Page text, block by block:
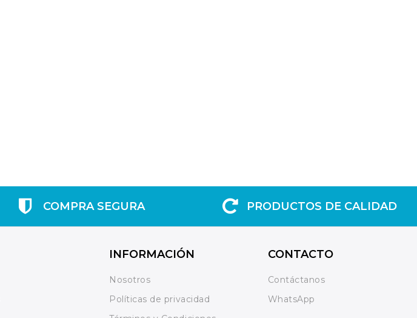
COMPRA SEGURA PRODUCTOS DE CALIDAD
INFORMACIÓN
Nosotros
Políticas de privacidad
CONTACTO
Contáctanos
WhatsApp